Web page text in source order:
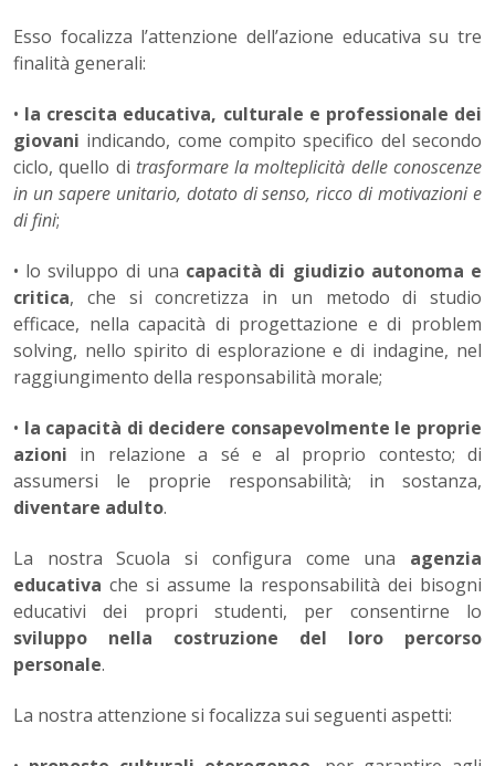
Esso focalizza l’attenzione dell’azione educativa su tre
finalità ge­nerali:
• la crescita educativa, culturale e professionale dei
giovani in­dicando, come compito specifico del secondo
ciclo, quello di tra­sformare la molteplicità delle conoscenze
in un sapere unitario, dotato di senso, ricco di motivazioni e
di fini;
• lo sviluppo di una capacità di giudizio autonoma e
critica, che si concretizza in un metodo di studio
efficace, nella capacità di progettazione e di problem
solving, nello spirito di esplorazione e di indagine, nel
raggiungimento della responsabilità morale;
• la capacità di decidere consapevolmente le proprie
azioni in relazione a sé e al proprio contesto; di
assumersi le proprie respon­sabilità; in sostanza,
diventare adulto.
La nostra Scuola si configura come una agenzia
educativa che si assume la responsabilità dei bisogni
educativi dei propri studenti, per consentirne lo
sviluppo nella costruzione del loro percorso
personale.
La nostra attenzione si focalizza sui seguenti aspetti: